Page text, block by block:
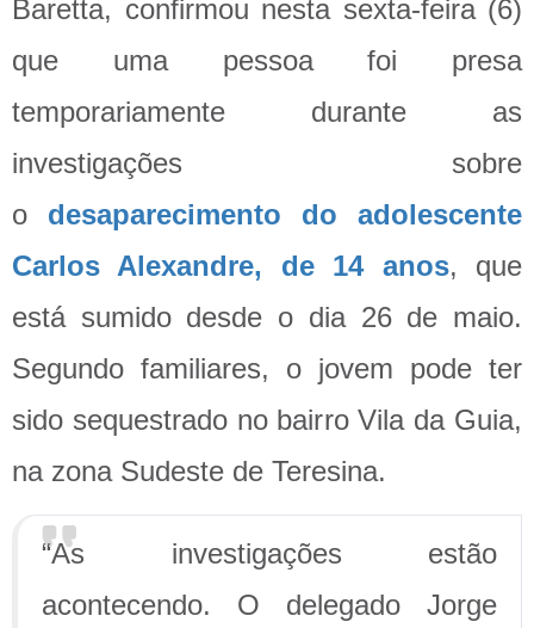
Baretta, confirmou nesta sexta-feira (6)
que uma pessoa foi presa
temporariamente durante as
investigações sobre
o desaparecimento do adolescente
Carlos Alexandre, de 14 anos, que
está sumido desde o dia 26 de maio.
Segundo familiares, o jovem pode ter
sido sequestrado no bairro Vila da Guia,
na zona Sudeste de Teresina.
“As investigações estão
acontecendo. O delegado Jorge